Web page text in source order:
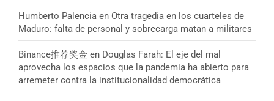
Humberto Palencia en Otra tragedia en los cuarteles de
Maduro: falta de personal y sobrecarga matan a militares
Binance推荐奖金 en Douglas Farah: El eje del mal
aprovecha los espacios que la pandemia ha abierto para
arremeter contra la institucionalidad democrática